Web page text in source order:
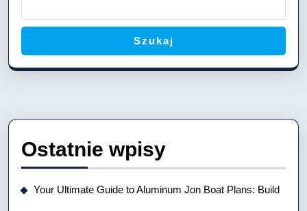
Szukaj
Ostatnie wpisy
Your Ultimate Guide to Aluminum Jon Boat Plans: Build